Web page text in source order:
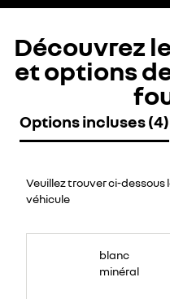
Découvrez
et options
Options incluses (4)
Veuillez trouver ci-dessous
véhicule
blanc
minéral